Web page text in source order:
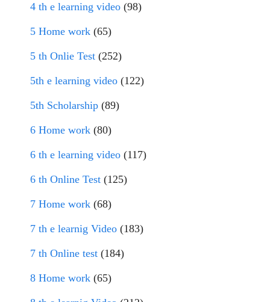
4 th e learning video (98)
5 Home work (65)
5 th Onlie Test (252)
5th e learning video (122)
5th Scholarship (89)
6 Home work (80)
6 th e learning video (117)
6 th Online Test (125)
7 Home work (68)
7 th e learnig Video (183)
7 th Online test (184)
8 Home work (65)